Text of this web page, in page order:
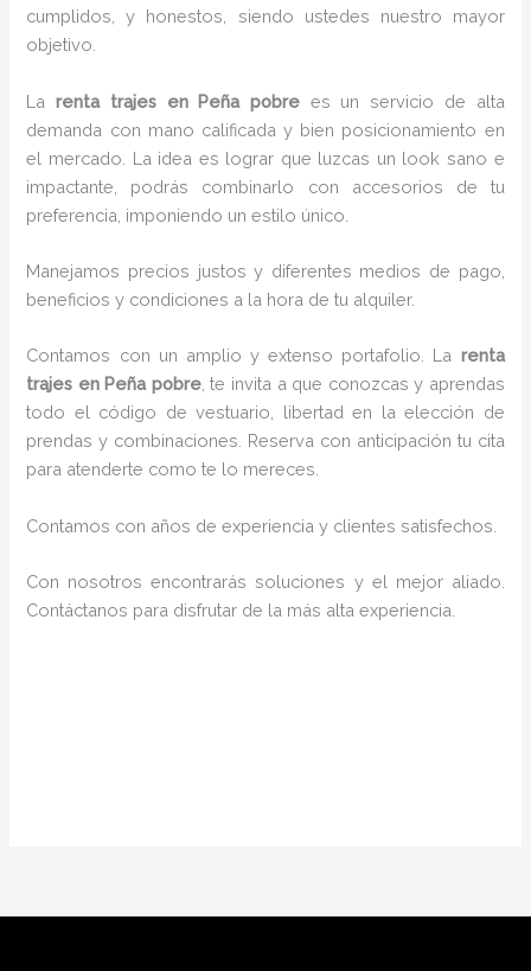
cumplidos, y honestos, siendo ustedes nuestro mayor
objetivo.
Larenta trajes en Peña pobre es un servicio de alta
demanda con mano calificada y bien posicionamiento en
el mercado. La idea es lograr que luzcas un look sano e
impactante, podrás combinarlo con accesorios de tu
preferencia, imponiendo un estilo único.
Manejamos precios justos y diferentes medios de pago,
beneficios y condiciones a la hora de tu alquiler.
Contamos con un amplio y extenso portafolio. La renta
trajes en Peña pobre, te invita a que conozcas y aprendas
todo el código de vestuario, libertad en la elección de
prendas y combinaciones. Reserva con anticipación tu cita
para atenderte como te lo mereces.
Contamos con años de experiencia y clientes satisfechos.
Con nosotros encontrarás soluciones y el mejor aliado.
Contáctanos para disfrutar de la más alta experiencia.